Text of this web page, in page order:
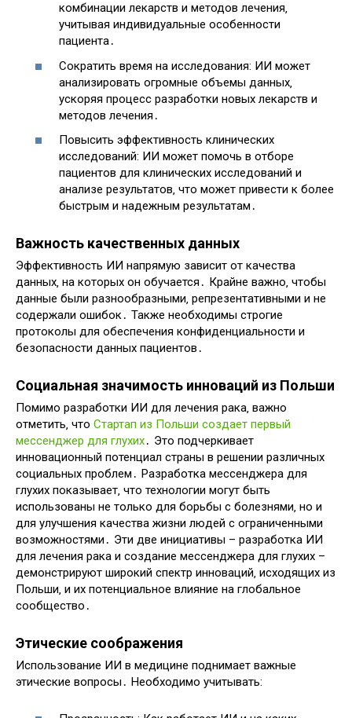
комбинации лекарств и методов лечения‚
учитывая индивидуальные особенности
пациента․
Сократить время на исследования: ИИ может
анализировать огромные объемы данных‚
ускоряя процесс разработки новых лекарств и
методов лечения․
Повысить эффективность клинических
исследований: ИИ может помочь в отборе
пациентов для клинических исследований и
анализе результатов‚ что может привести к более
быстрым и надежным результатам․
Важность качественных данных
Эффективность ИИ напрямую зависит от качества
данных‚ на которых он обучается․ Крайне важно‚ чтобы
данные были разнообразными‚ репрезентативными и не
содержали ошибок․ Также необходимы строгие
протоколы для обеспечения конфиденциальности и
безопасности данных пациентов․
Социальная значимость инноваций из Польши
Помимо разработки ИИ для лечения рака‚ важно
отметить‚ что Стартап из Польши создает первый
мессенджер для глухих․ Это подчеркивает
инновационный потенциал страны в решении различных
социальных проблем․ Разработка мессенджера для
глухих показывает‚ что технологии могут быть
использованы не только для борьбы с болезнями‚ но и
для улучшения качества жизни людей с ограниченными
возможностями․ Эти две инициативы – разработка ИИ
для лечения рака и создание мессенджера для глухих –
демонстрируют широкий спектр инноваций‚ исходящих из
Польши‚ и их потенциальное влияние на глобальное
сообщество․
Этические соображения
Использование ИИ в медицине поднимает важные
этические вопросы․ Необходимо учитывать: